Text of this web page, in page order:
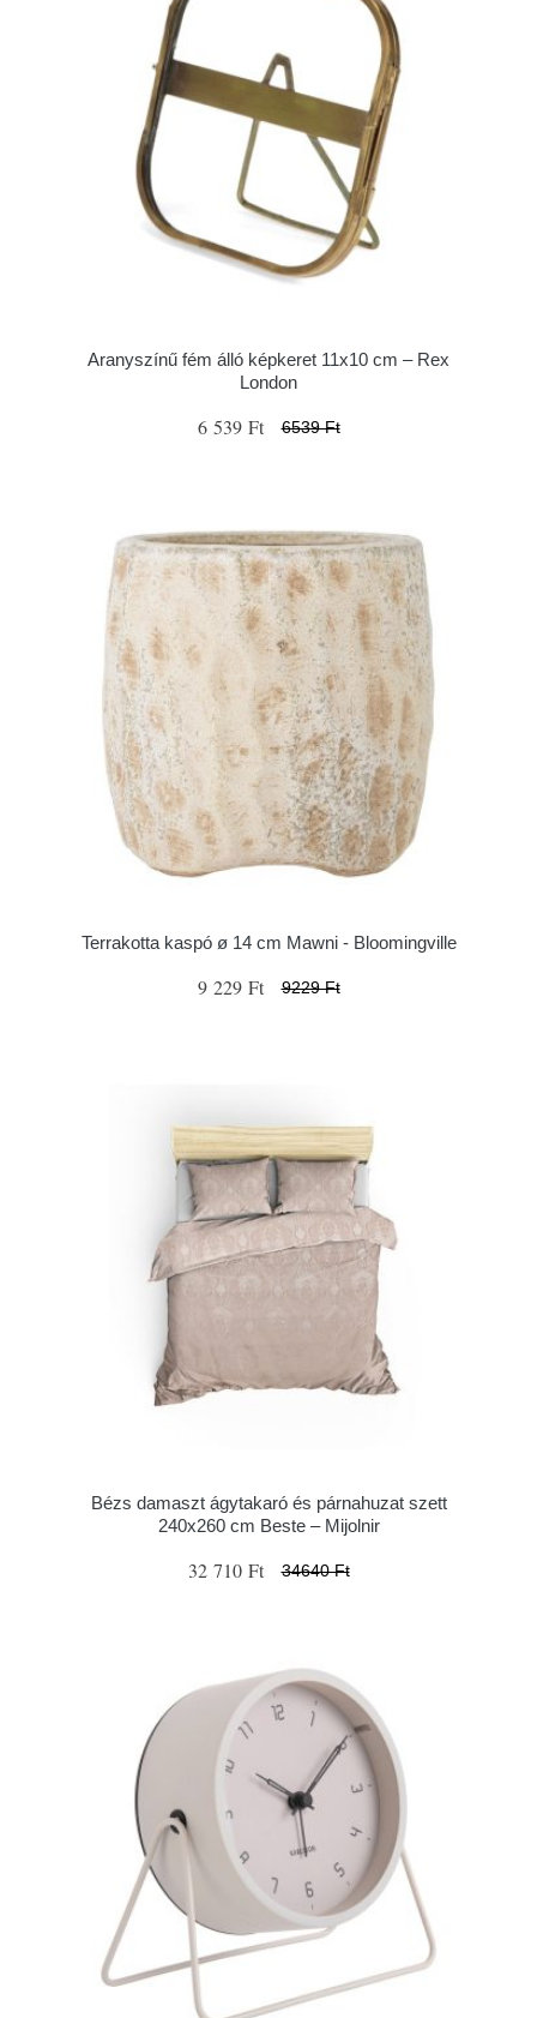
Aranyszínű fém álló képkeret 11x10 cm – Rex
London
6 539 Ft 6539 Ft
Terrakotta kaspó ø 14 cm Mawni - Bloomingville
9 229 Ft 9229 Ft
Bézs damaszt ágytakaró és párnahuzat szett
240x260 cm Beste – Mijolnir
32 710 Ft 34640 Ft